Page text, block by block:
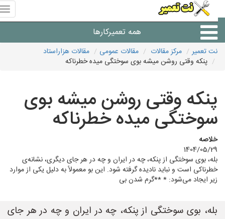
همه تعمیرکارها
شرکت های تعمیرات لوازم
نت تعمیر مرکز مقالات مقالات عمومی
مقالات هزاراستاد
پنکه وقتی روشن میشه بوی سوختگی میده خطرناکه
پنکه وقتی روشن میشه بوی
سوختگی میده خطرناکه
خلاصه
1404/05/29
بله، بوی سوختگی از پنکه، چه در ایران و چه در هر جای دیگری، نشانه‌ی
خطرناکی است و نباید نادیده گرفته شود. این بو معمولاً به دلیل یکی از موارد
زیر ایجاد می‌شود: * **گرم شدن بی
بله، بوی سوختگی از پنکه، چه در ایران و چه در هر جای